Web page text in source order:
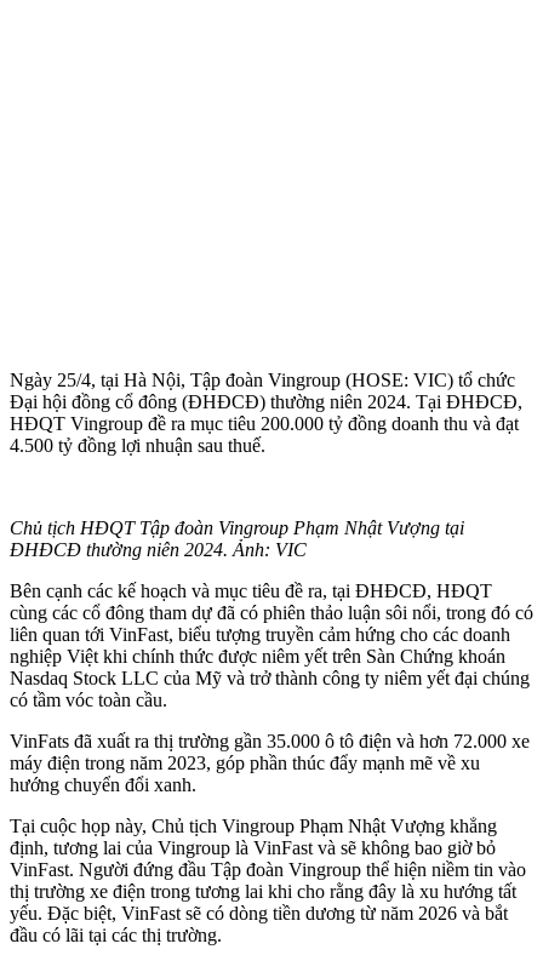
Ngày 25/4, tại Hà Nội, Tập đoàn Vingroup (HOSE: VIC) tổ chức
Đại hội đồng cổ đông (ĐHĐCĐ) thường niên 2024. Tại ĐHĐCĐ,
HĐQT Vingroup đề ra mục tiêu 200.000 tỷ đồng doanh thu và đạt
4.500 tỷ đồng lợi nhuận sau thuế.
Chủ tịch HĐQT Tập đoàn Vingroup Phạm Nhật Vượng tại
ĐHĐCĐ thường niên 2024. Ảnh: VIC
Bên cạnh các kế hoạch và mục tiêu đề ra, tại ĐHĐCĐ, HĐQT
cùng các cổ đông tham dự đã có phiên thảo luận sôi nổi, trong đó có
liên quan tới VinFast, biểu tượng truyền cảm hứng cho các doanh
nghiệp Việt khi chính thức được niêm yết trên Sàn Chứng khoán
Nasdaq Stock LLC của Mỹ và trở thành công ty niêm yết đại chúng
có tầm vóc toàn cầu.
VinFats đã xuất ra thị trường gần 35.000 ô tô điện và hơn 72.000 xe
máy điện trong năm 2023, góp phần thúc đẩy mạnh mẽ về xu
hướng chuyển đổi xanh.
Tại cuộc họp này, Chủ tịch Vingroup Phạm Nhật Vượng khẳng
định, tương lai của Vingroup là VinFast và sẽ không bao giờ bỏ
VinFast. Người đứng đầu Tập đoàn Vingroup thể hiện niềm tin vào
thị trường xe điện trong tương lai khi cho rằng đây là xu hướng tất
yếu. Đặc biệt, VinFast sẽ có dòng tiền dương từ năm 2026 và bắt
đầu có lãi tại các thị trường.